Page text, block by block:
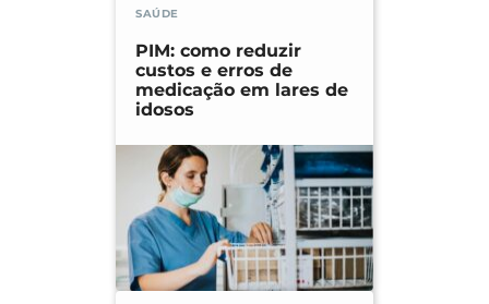
SAÚDE
PIM: como reduzir
custos e erros de
medicação em lares de
idosos